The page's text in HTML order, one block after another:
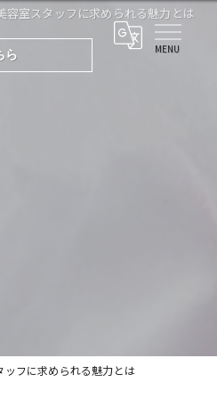
容室スタッフに求められる魅力とは
ら
ッフに求められる魅力とは